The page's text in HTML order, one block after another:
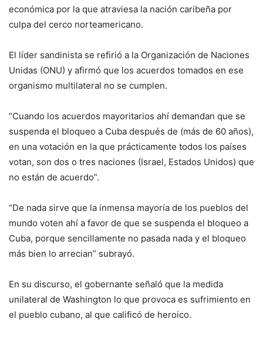
económica por la que atraviesa la nación caribeña por
culpa del cerco norteamericano.
El líder sandinista se refirió a la Organización de Naciones
Unidas (ONU) y afirmó que los acuerdos tomados en ese
organismo multilateral no se cumplen.
“Cuando los acuerdos mayoritarios ahí demandan que se
suspenda el bloqueo a Cuba después de (más de 60 años),
en una votación en la que prácticamente todos los países
votan, son dos o tres naciones (Israel, Estados Unidos) que
no están de acuerdo”.
“De nada sirve que la inmensa mayoría de los pueblos del
mundo voten ahí a favor de que se suspenda el bloqueo a
Cuba, porque sencillamente no pasada nada y el bloqueo
más bien lo arrecian” subrayó.
En su discurso, el gobernante señaló que la medida
unilateral de Washington lo que provoca es sufrimiento en
el pueblo cubano, al que calificó de heroico.